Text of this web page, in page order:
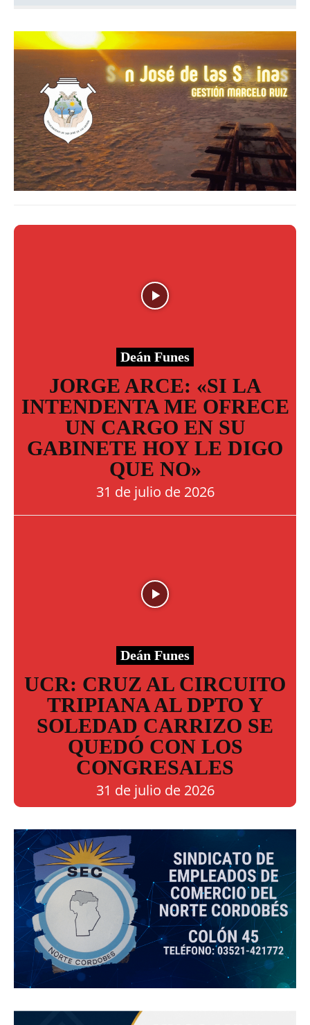
Deán Funes
JORGE ARCE: «SI LA
INTENDENTA ME OFRECE
UN CARGO EN SU
GABINETE HOY LE DIGO
QUE NO»
31 de julio de 2026
Deán Funes
UCR: CRUZ AL CIRCUITO
TRIPIANA AL DPTO Y
SOLEDAD CARRIZO SE
QUEDÓ CON LOS
CONGRESALES
31 de julio de 2026